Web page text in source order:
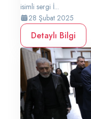
isimli sergi İ...
28 Şubat 2025
Detaylı Bilgi